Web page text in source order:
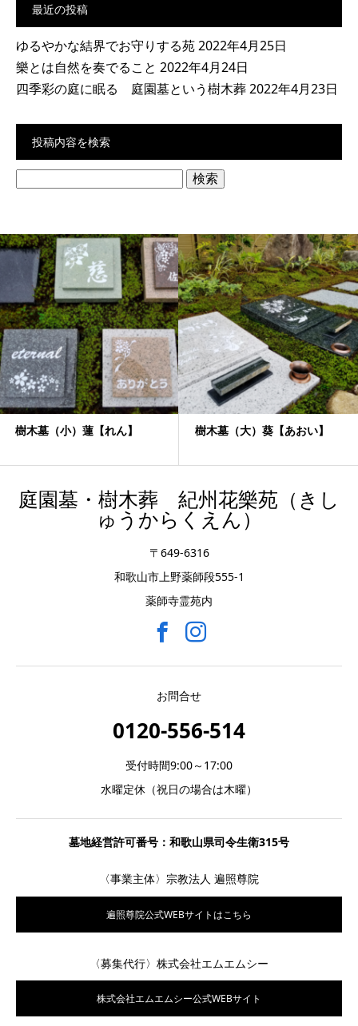
最近の投稿
ゆるやかな結界でお守りする苑2022年4月25日
樂とは自然を奏でること 2022年4月24日
四季彩の庭に眠る 庭園墓という樹木葬2022年4月23日
投稿内容を検索
樹木墓（小）蓮【れん】 樹木墓（大）葵【あおい】
庭園墓・樹木葬 紀州花樂苑（きし
ゅうからくえん）
〒649-6316
和歌山市上野薬師段555-1
薬師寺霊苑内
お問合せ
0120-556-514
受付時間9:00～17:00
水曜定休（祝日の場合は木曜）
墓地経営許可番号：和歌山県司令生衛315号
〈事業主体〉宗教法人 遍照尊院
遍照尊院公式WEBサイトはこちら
〈募集代行〉株式会社エムエムシー
株式会社エムエムシー公式WEBサイト